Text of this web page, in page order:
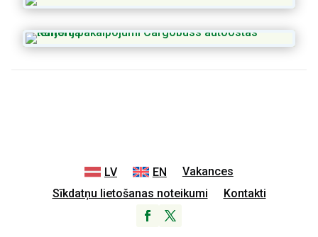
LV EN
Vakances
Sīkdatņu lietošanas noteikumi
Kontakti